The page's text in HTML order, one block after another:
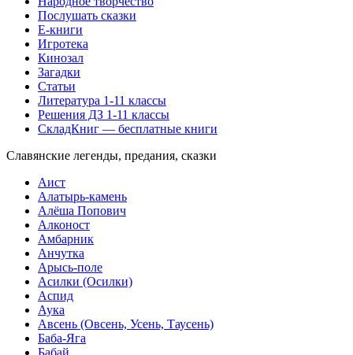
Послушать сказки
Е-книги
Игротека
Кинозал
Загадки
Статьи
Литература 1-11 классы
Решения ДЗ 1-11 классы
СкладКниг — бесплатные книги
Славянские легенды, предания, сказки
Аист
Алатырь-камень
Алёша Попович
Алконост
Амбарник
Анчутка
Арысь-поле
Асилки (Осилки)
Аспид
Аука
Авсень (Овсень, Усень, Таусень)
Баба-Яга
Бабай